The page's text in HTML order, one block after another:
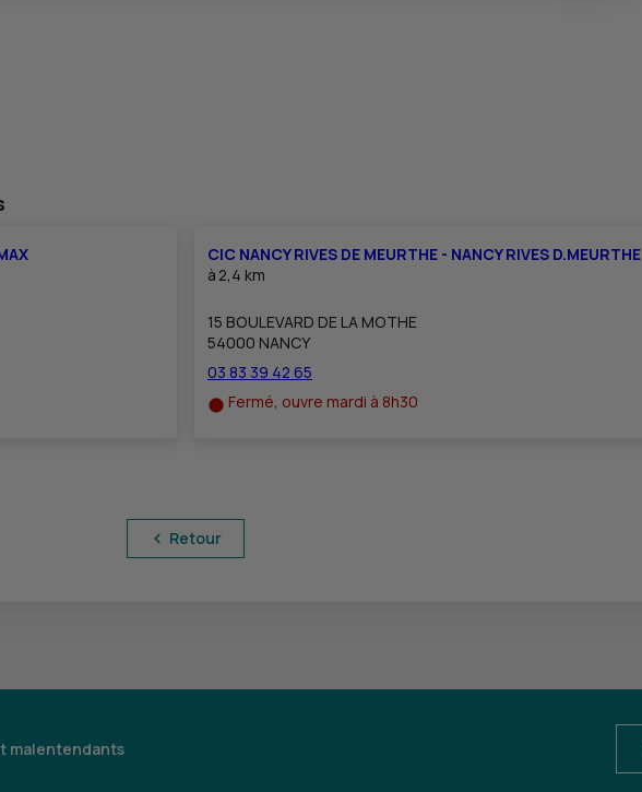
CIC NANCY RIVES DE MEURTHE - NANCY RIVES D.MEURTHE
à 2,4 km
15 BOULEVARD DE LA MOTHE
54000 NANCY
03 83 39 42 65
Fermé, ouvre mardi à 8h30
Retour
malentendants